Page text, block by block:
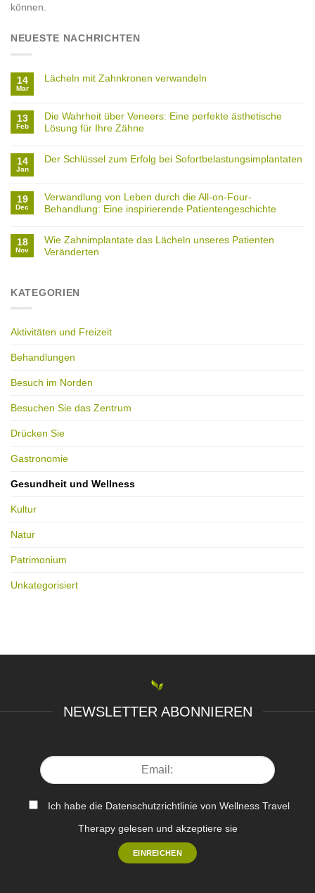
können.
NEUESTE NACHRICHTEN
14
Mar
Lächeln mit Zahnkronen verwandeln
13
Feb
Die Wahrheit über Veneers: Eine perfekte ästhetische
Lösung für Ihre Zähne
14
Jan
Der Schlüssel zum Erfolg bei Sofortbelastungsimplantaten
19
Dec
Verwandlung von Leben durch die All-on-Four-
Behandlung: Eine inspirierende Patientengeschichte
18
Nov
Wie Zahnimplantate das Lächeln unseres Patienten
Veränderten
KATEGORIEN
Aktivitäten und Freizeit
Behandlungen
Besuch im Norden
Besuchen Sie das Zentrum
Drücken Sie
Gastronomie
Gesundheit und Wellness
Kultur
Natur
Patrimonium
Unkategorisiert
NEWSLETTER ABONNIEREN
Ich habe die Datenschutzrichtlinie von Wellness Travel
Therapy gelesen und akzeptiere sie